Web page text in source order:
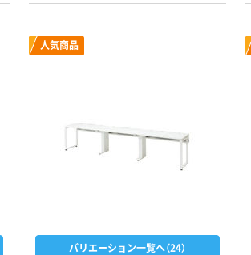
人気商品
バリエーション一覧へ（24）